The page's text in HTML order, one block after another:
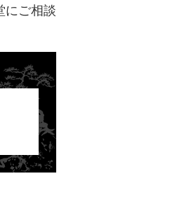
にご相談